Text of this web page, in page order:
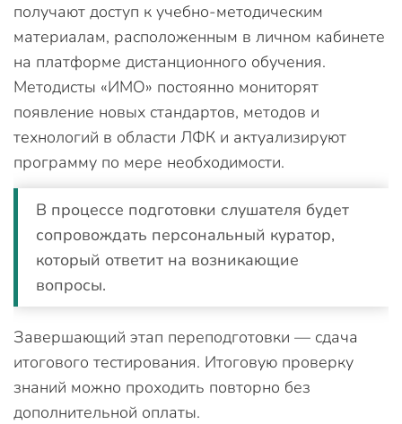
получают доступ к учебно-методическим
материалам, расположенным в личном кабинете
на платформе дистанционного обучения.
Методисты «ИМО» постоянно мониторят
появление новых стандартов, методов и
технологий в области ЛФК и актуализируют
программу по мере необходимости.
В процессе подготовки слушателя будет
сопровождать персональный куратор,
который ответит на возникающие
вопросы.
Завершающий этап переподготовки — сдача
итогового тестирования. Итоговую проверку
знаний можно проходить повторно без
дополнительной оплаты.